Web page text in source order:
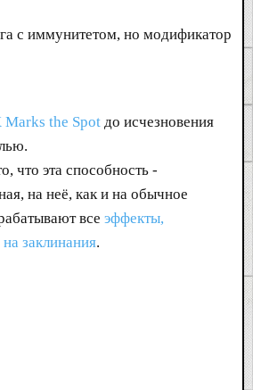
с иммунитетом, но модификатор
Marks the Spot до исчезновения
что эта способность -
на неё, как и на обычное
все эффекты,
заклинания.